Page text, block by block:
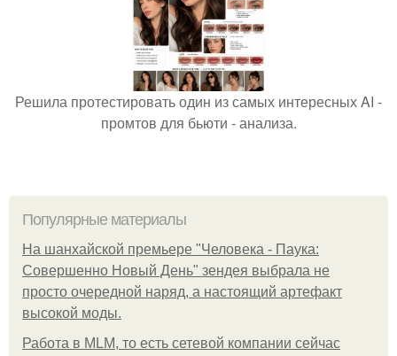
Решила протестировать один из самых интересных AI -
промтов для бьюти - анализа.
Популярные материалы
На шанхайской премьере "Человека - Паука:
Совершенно Новый День" зендея выбрала не
просто очередной наряд, а настоящий артефакт
высокой моды.
Работа в MLM, то есть сетевой компании сейчас